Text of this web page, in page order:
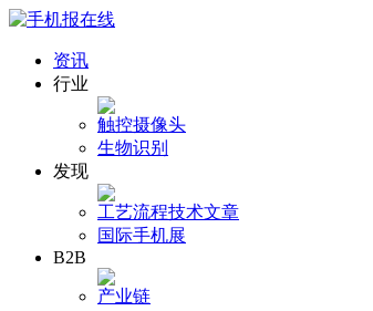
资讯
行业
触控摄像头
生物识别
发现
工艺流程技术文章
国际手机展
B2B
产业链